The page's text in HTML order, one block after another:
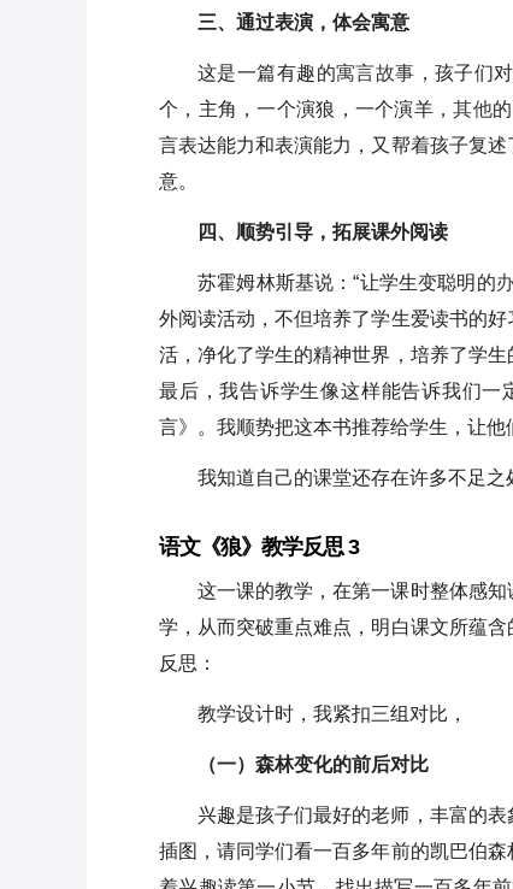
三、通过表演，体会寓意
这是一篇有趣的寓言故事 ，孩子们
个，主角，一个演狼，一个演羊，其他
言表达能力和表演能力，又帮着孩子复
意。
四、顺势引导，拓展课外阅读
苏霍姆林斯基说：“让学生变聪明的
外阅读活动，不但培养了学生爱读书的
活，净化了学生的精神世界，培养了学
最后，我告诉学生像这样能告诉我们一
言》。我顺势把这本书推荐给学生，让他
我知道自己的课堂还存在许多不足
语文《狼》教学反思 3
这一课的教学，在第一课时整体感
学，从而突破重点难点，明白课文所蕴
反思：
教学设计时，我紧扣三组对比，
（一）森林变化的前后对比
兴趣是孩子们最好的老师，丰富的
插图，请同学们看一百多年前的凯巴伯